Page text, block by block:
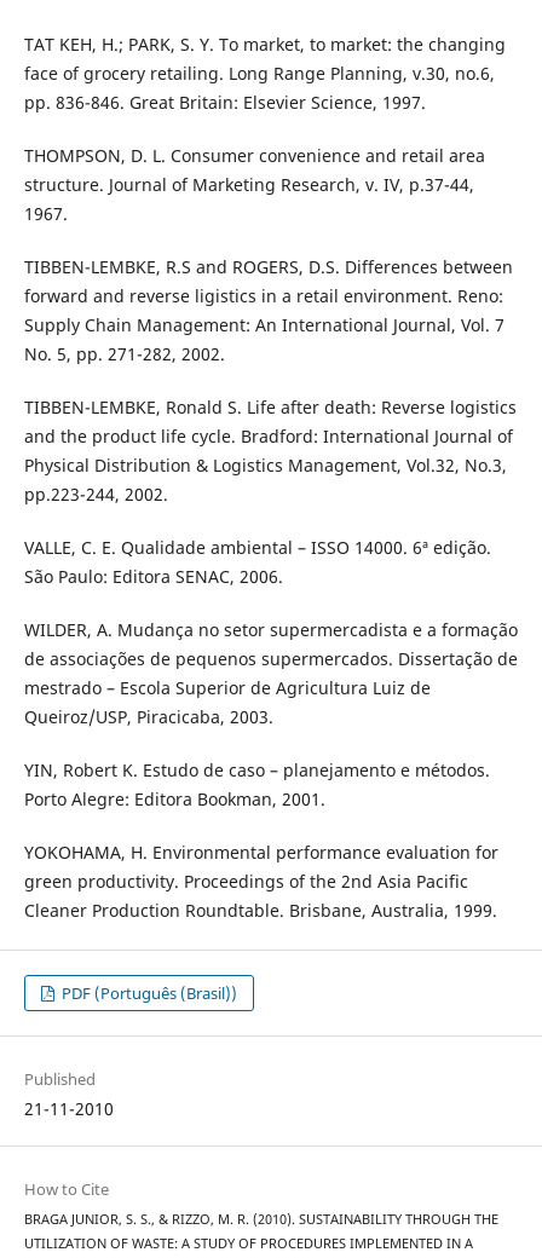
TAT KEH, H.; PARK, S. Y. To market, to market: the changing
face of grocery retailing. Long Range Planning, v.30, no.6,
pp. 836-846. Great Britain: Elsevier Science, 1997.
THOMPSON, D. L. Consumer convenience and retail area
structure. Journal of Marketing Research, v. IV, p.37-44,
1967.
TIBBEN-LEMBKE, R.S and ROGERS, D.S. Differences between
forward and reverse ligistics in a retail environment. Reno:
Supply Chain Management: An International Journal, Vol. 7
No. 5, pp. 271-282, 2002.
TIBBEN-LEMBKE, Ronald S. Life after death: Reverse logistics
and the product life cycle. Bradford: International Journal of
Physical Distribution & Logistics Management, Vol.32, No.3,
pp.223-244, 2002.
VALLE, C. E. Qualidade ambiental – ISSO 14000. 6ª edição.
São Paulo: Editora SENAC, 2006.
WILDER, A. Mudança no setor supermercadista e a formação
de associações de pequenos supermercados. Dissertação de
mestrado – Escola Superior de Agricultura Luiz de
Queiroz/USP, Piracicaba, 2003.
YIN, Robert K. Estudo de caso – planejamento e métodos.
Porto Alegre: Editora Bookman, 2001.
YOKOHAMA, H. Environmental performance evaluation for
green productivity. Proceedings of the 2nd Asia Pacific
Cleaner Production Roundtable. Brisbane, Australia, 1999.
PDF (Português (Brasil))
Published
21-11-2010
How to Cite
BRAGA JUNIOR, S. S., & RIZZO, M. R. (2010). SUSTAINABILITY THROUGH THE
UTILIZATION OF WASTE: A STUDY OF PROCEDURES IMPLEMENTED IN A